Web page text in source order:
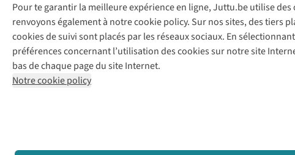
Pour te garantir la meilleure expérience en ligne, Juttu.be utilise
renvoyons également à notre cookie policy. Sur nos sites, des tiers
cookies de suivi sont placés par les réseaux sociaux. En
préférences concernant l’utilisation des cookies sur notre site
bas de chaque page du site Internet.
Notre cookie policy
Mentions
Retail Concepts
N.V.,
Smallandlaan
9, 2660